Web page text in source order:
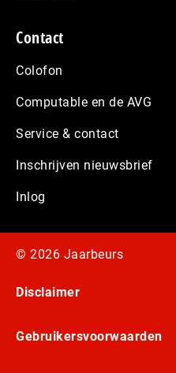
Contact
Colofon
Computable en de AVG
Service & contact
Inschrijven nieuwsbrief
Inlog
© 2026 Jaarbeurs
Disclaimer
Gebruikersvoorwaarden